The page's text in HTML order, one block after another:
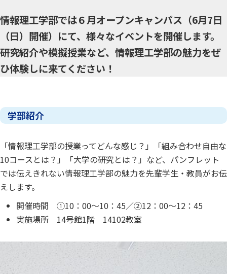
情報理工学部では６月オープンキャンパス（6月7日
（日）開催）にて、様々なイベントを開催します。
研究紹介や模擬授業など、情報理工学部の魅力をぜ
ひ体験しに来てください！
学部紹介
「情報理工学部の授業ってどんな感じ？」「組み合わせ自由な
10コースとは？」「大学の研究とは？」など、パンフレット
では伝えきれない情報理工学部の魅力を先輩学生・教員がお伝
えします。
開催時間 ①10：00～10：45／②12：00～12：45
実施場所 14号館1階 14102教室